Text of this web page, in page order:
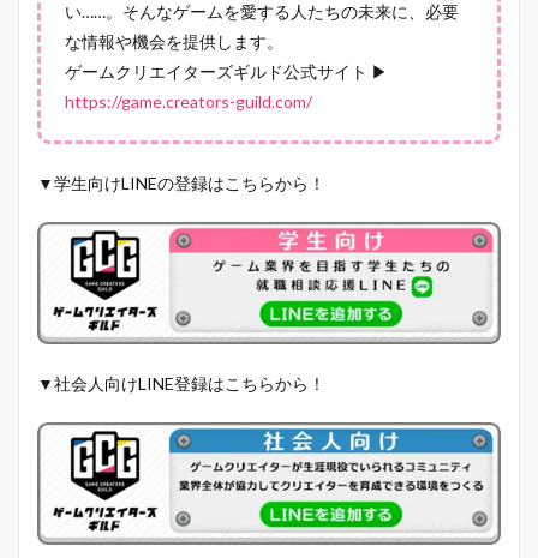
い……。そんなゲームを愛する人たちの未来に、必要
な情報や機会を提供します。
ゲームクリエイターズギルド公式サイト ▶
https://game.creators-guild.com/
▼学生向けLINEの登録はこちらから！
▼社会人向けLINE登録はこちらから！